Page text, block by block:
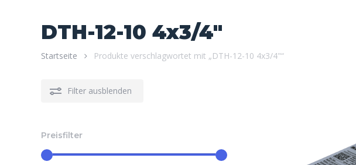
DTH-12-10 4x3/4"
Startseite Produkte verschlagwortet mit „DTH-12-10 4x3/4"“
Filter ausblenden
Preisfilter